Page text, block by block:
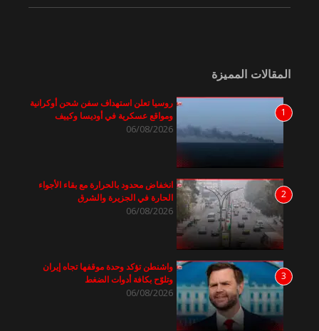
المقالات المميزة
1
روسيا تعلن استهداف سفن شحن أوكرانية
ومواقع عسكرية في أوديسا وكييف
06/08/2026
2
انخفاض محدود بالحرارة مع بقاء الأجواء
الحارة في الجزيرة والشرق
06/08/2026
3
واشنطن تؤكد وحدة موقفها تجاه إيران
وتلوّح بكافة أدوات الضغط
06/08/2026